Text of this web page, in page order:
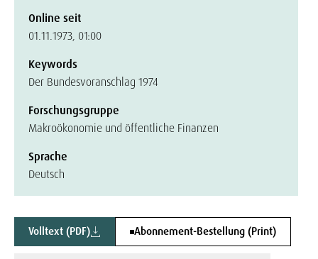
Online seit
01.11.1973, 01:00
Keywords
Der Bundesvoranschlag 1974
Forschungsgruppe
Makroökonomie und öffentliche Finanzen
Sprache
Deutsch
Volltext (PDF) Abonnement-Bestellung (Print)